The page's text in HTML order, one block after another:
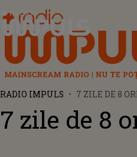
Radio Impuls
RADIO IMPULS 7 ZILE DE 8
7 zile de 8